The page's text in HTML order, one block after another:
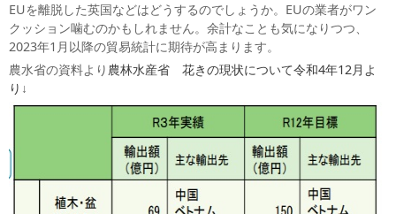
EUを離脱した英国などはどうするのでしょうか。EUの業者がワン
クッション噛むのかもしれません。余計なことも気になりつつ、
2023年1月以降の貿易統計に期待が高まります。
農水省の資料より 農林水産省 花きの現状について令和4年12月よ
り ↓